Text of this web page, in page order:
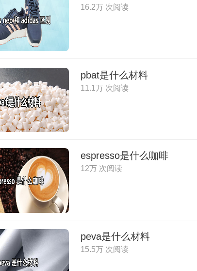
16.2万 次阅读
pbat是什么材料
11.1万 次阅读
espresso是什么咖啡
12万 次阅读
peva是什么材料
15.5万 次阅读